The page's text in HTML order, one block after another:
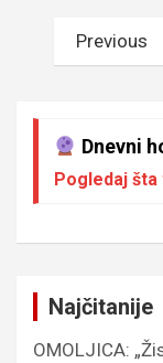
Пагинација
чланака
Previous
Dnevni
Pogledaj
Najčitanije
OMOLJICA: